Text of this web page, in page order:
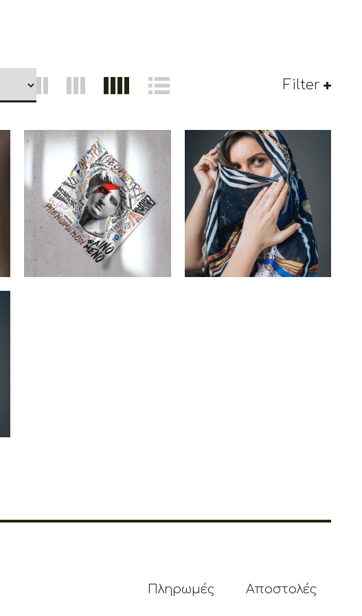
Filter
Cretoons Scarf Apollo
€ 29.90
Cretoons Kore Scarf –
Heritage Collection
€22.00
–
€ 29.90
Price
range:
€22.00
through
Πληρωμές Αποστολές